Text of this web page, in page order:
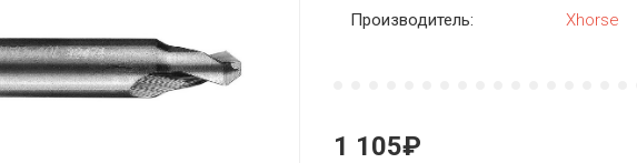
Производитель: Xhorse
1 105₽